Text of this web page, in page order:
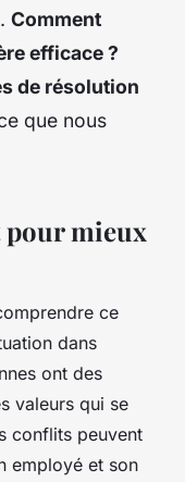
Comment
efficace ?
de résolution
que nous
mieux
ce
dans
ont des
valeurs qui se
conflits peuvent
employé et son